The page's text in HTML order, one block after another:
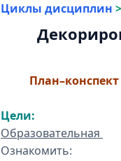
Циклы дисциплин >
Цели:
Образовательная
Ознакомить: